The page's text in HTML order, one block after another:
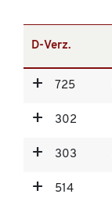
D-Verz.
725
302
303
514